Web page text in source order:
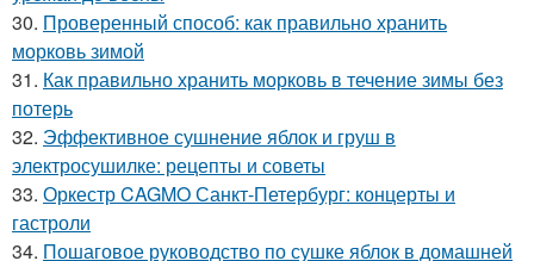
30. Проверенный способ: как правильно хранить
морковь зимой
31. Как правильно хранить морковь в течение зимы без
потерь
32. Эффективное сушнение яблок и груш в
электросушилке: рецепты и советы
33. Оркестр CAGMO Санкт-Петербург: концерты и
гастроли
34. Пошаговое руководство по сушке яблок в домашней